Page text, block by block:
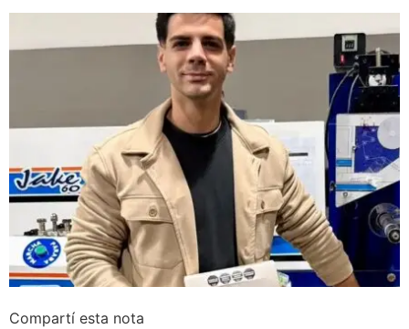
Compartí esta nota